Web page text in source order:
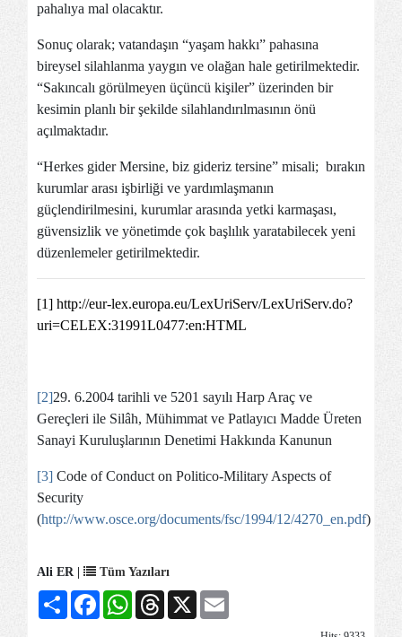
pahalıya mal olacaktır.
Sonuç olarak; vatandaşın “yaşam hakkı” pahasına
bireysel silahlanma yaygın ve olağan hale getirilmektedir.
“Sakıncalı görülmeyen üçüncü kişiler” üzerinden bir
kesimin planlı bir şekilde silahlandırılmasının önü
açılmaktadır.
“Herkes gider Mersine, biz gideriz tersine” misali; bırakın
kurumlar arası işbirliği ve yardımlaşmanın
güçlendirilmesini, kurumlar arasında yetki karmaşası,
güvensizlik ve yönetimde çok başlılık yaratabilecek yeni
düzenlemeler getirilmektedir.
[1] http://eur-lex.europa.eu/LexUriServ/LexUriServ.do?
uri=CELEX:31991L0477:en:HTML
[2]29. 6.2004 tarihli ve 5201 sayılı Harp Araç ve
Gereçleri ile Silâh, Mühimmat ve Patlayıcı Madde Üreten
Sanayi Kuruluşlarının Denetimi Hakkında Kanunun
[3] Code of Conduct on Politico-Military Aspects of
Security
(http://www.osce.org/documents/fsc/1994/12/4270_en.pdf)
Ali ER | Tüm Yazıları
Share FacebookWhatsAppThreads
X